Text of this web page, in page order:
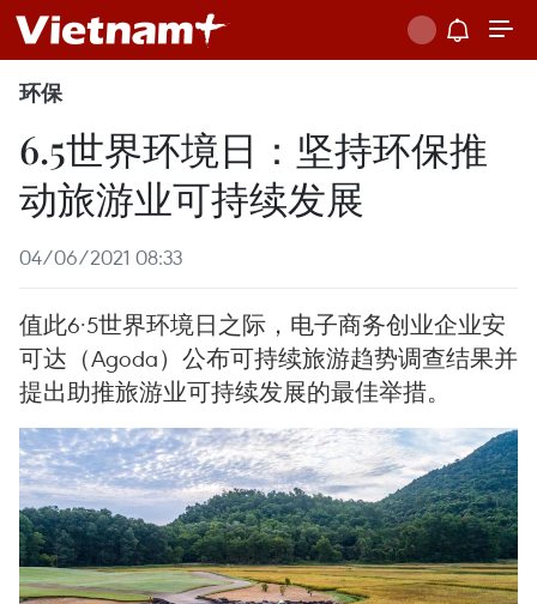
环保
6.5世界环境日：坚持环保推
动旅游业可持续发展
04/06/2021 08:33
值此6·5世界环境日之际，电子商务创业企业安
可达（Agoda）公布可持续旅游趋势调查结果并
提出助推旅游业可持续发展的最佳举措。